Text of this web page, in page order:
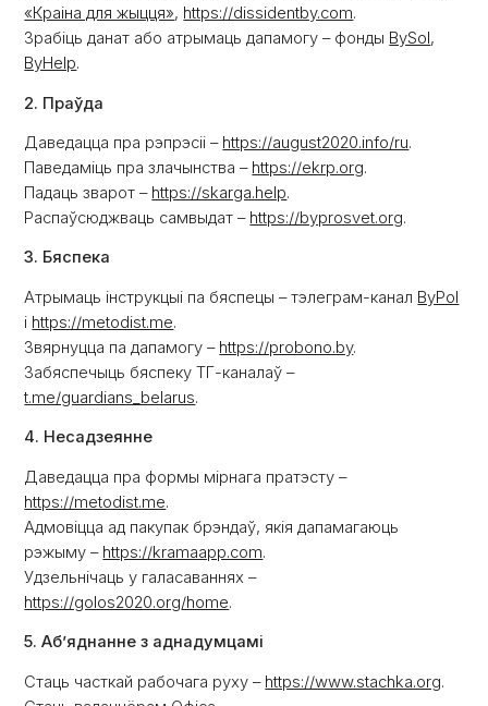
«Краіна для жыцця», https://dissidentby.com.
Зрабіць данат або атрымаць дапамогу – фонды BySol,
ByHelp.
2. Праўда
Даведацца пра рэпрэсіі – https://august2020.info/ru.
Паведаміць пра злачынства – https://ekrp.org.
Падаць зварот – https://skarga.help.
Распаўсюджваць самвыдат – https://byprosvet.org.
3. Бяспека
Атрымаць інструкцыі па бяспецы – тэлеграм-канал ByPol
і https://metodist.me.
Звярнуцца па дапамогу – https://probono.by.
Забяспечыць бяспеку ТГ-каналаў –
t.me/guardians_belarus.
4. Несадзеянне
Даведацца пра формы мірнага пратэсту –
https://metodist.me.
Адмовіцца ад пакупак брэндаў, якія дапамагаюць
рэжыму – https://kramaapp.com.
Удзельнічаць у галасаваннях –
https://golos2020.org/home.
5. Аб’яднанне з аднадумцамі
Стаць часткай рабочага руху – https://www.stachka.org.